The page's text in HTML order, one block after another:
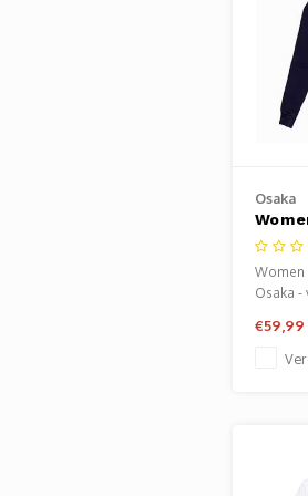
Osaka
Navy
Women
Osaka -
Baarn.
€59,99